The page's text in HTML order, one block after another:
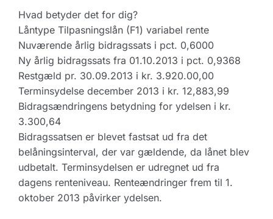
Hvad betyder det for dig?
Låntype Tilpasningslån (F1) variabel rente
Nuværende årlig bidragssats i pct. 0,6000
Ny årlig bidragssats fra 01.10.2013 i pct. 0,9368
Restgæld pr. 30.09.2013 i kr. 3.920.00,00
Terminsydelse december 2013 i kr. 12,883,99
Bidragsændringens betydning for ydelsen i kr.
3.300,64
Bidragssatsen er blevet fastsat ud fra det
belåningsinterval, der var gældende, da lånet blev
udbetalt. Terminsydelsen er udregnet ud fra
dagens renteniveau. Renteændringer frem til 1.
oktober 2013 påvirker ydelsen.